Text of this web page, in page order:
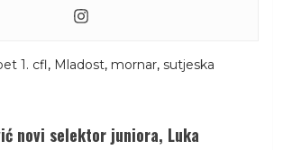
1. cfl, Mladost, mornar, sutjeska
novi selektor juniora, Luka